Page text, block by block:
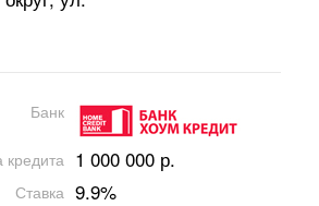
Банк
1 000 000 р.
Ставка 9.9%